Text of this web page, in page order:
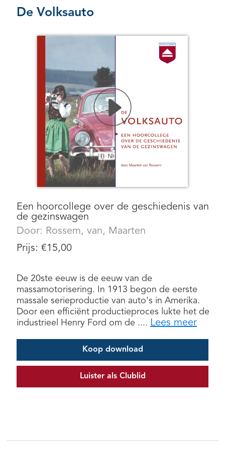
De Volksauto
Een hoorcollege over de geschiedenis van
de gezinswagen
Door: Rossem, van, Maarten
Prijs: €15,00
De 20ste eeuw is de eeuw van de
massamotorisering. In 1913 begon de eerste
massale serieproductie van auto's in Amerika.
Door een efficiënt productieproces lukte het de
industrieel Henry Ford om de .... Lees meer
Koop download
Luister als Clublid